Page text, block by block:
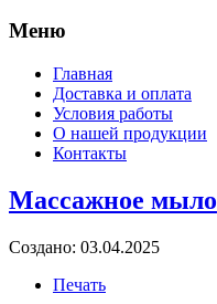
Меню
Главная
Доставка и оплата
Условия работы
О нашей продукции
Контакты
Массажное мыло
Создано: 03.04.2025
Печать